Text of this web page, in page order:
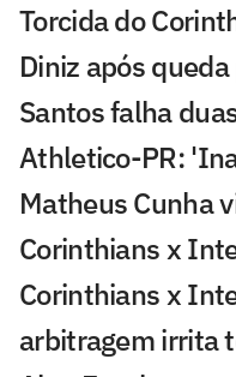
Torcida do
Diniz após
Santos falha
Athletico-PR:
Matheus Cunha
Corinthians x
Corinthians x
arbitragem irrita